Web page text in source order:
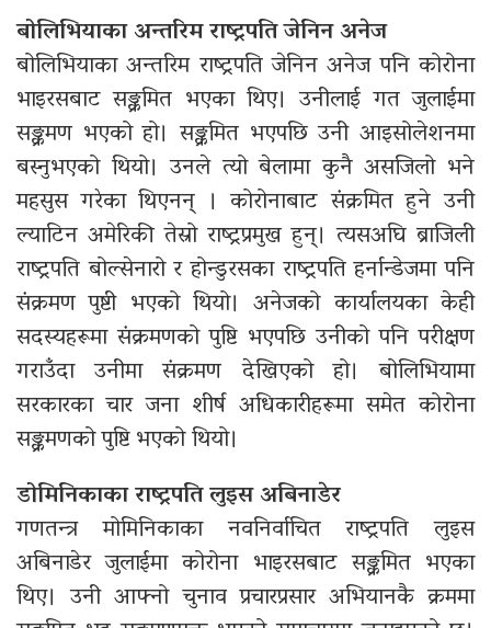
बोलिभियाका अन्तरिम राष्ट्रपति जेनिन अनेज
बोलिभियाका अन्तरिम राष्ट्रपति जेनिन अनेज पनि कोरोना
भाइरसबाट सङ्क्रमित भएका थिए। उनीलाई गत जुलाईमा
सङ्क्रमण भएको हो। सङ्क्रमित भएपछि उनी आइसोलेशनमा
बस्नुभएको थियो। उनले त्यो बेलामा कुनै असजिलो भने
महसुस गरेका थिएनन् । कोरोनाबाट संक्रमित हुने उनी
ल्याटिन अमेरिकी तेस्रो राष्ट्रप्रमुख हुन्। त्यसअघि ब्राजिली
राष्ट्रपति बोल्सेनारो र होन्डुरसका राष्ट्रपति हर्नान्डेजमा पनि
संक्रमण पुष्टी भएको थियो। अनेजको कार्यालयका केही
सदस्यहरूमा संक्रमणको पुष्टि भएपछि उनीको पनि परीक्षण
गराउँदा उनीमा संक्रमण देखिएको हो। बोलिभियामा
सरकारका चार जना शीर्ष अधिकारीहरूमा समेत कोरोना
सङ्क्रमणको पुष्टि भएको थियो।
डोमिनिकाका राष्ट्रपति लुइस अबिनाडेर
गणतन्त्र मोमिनिकाका नवनिर्वाचित राष्ट्रपति लुइस
अबिनाडेर जुलाईमा कोरोना भाइरसबाट सङ्क्रमित भएका
थिए। उनी आफ्नो चुनाव प्रचारप्रसार अभियानकै क्रममा